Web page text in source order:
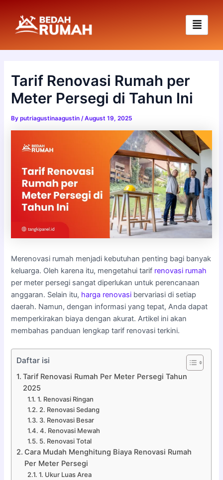
content
Tarif Renovasi Rumah per
Meter Persegi di Tahun Ini
Byputriagustinaagustin /August 19, 2025
Merenovasi rumah menjadi kebutuhan penting bagi banyak
keluarga. Oleh karena itu, mengetahui tarif renovasi rumah
per meter persegi sangat diperlukan untuk perencanaan
anggaran. Selain itu, harga renovasi bervariasi di setiap
daerah. Namun, dengan informasi yang tepat, Anda dapat
memperkirakan biaya dengan akurat. Artikel ini akan
membahas panduan lengkap tarif renovasi terkini.
Daftar isi
Tarif Renovasi Rumah Per Meter Persegi Tahun
2025
1. Renovasi Ringan
2. Renovasi Sedang
3. Renovasi Besar
4. Renovasi Mewah
5. Renovasi Total
Cara Mudah Menghitung Biaya Renovasi Rumah
Per Meter Persegi
1. Ukur Luas Area